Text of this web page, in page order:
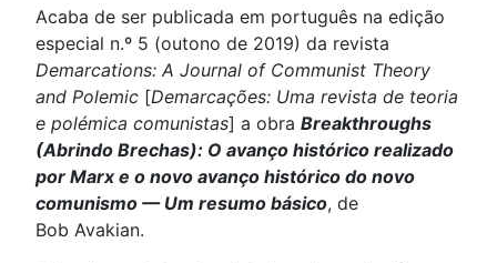
Acaba de ser publicada em português na edição
especial n.º 5 (outono de 2019) da revista
Demarcations: A Journal of Communist Theory
and Polemic [Demarcações: Uma revista de teoria
e polémica comunistas] a obra Breakthroughs
(Abrindo Brechas): O avanço histórico realizado
por Marx e o novo avanço histórico do novo
comunismo — Um resumo básico, de
Bob Avakian.